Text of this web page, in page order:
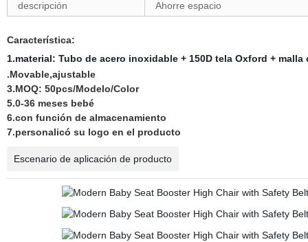
descripción
Ahorre espacio
Característica:
1.material: Tubo de acero inoxidable + 150D tela Oxford + malla
.Movable,ajustable
3.MOQ: 50pcs/Modelo/Color
5.0-36 meses bebé
6.con función de almacenamiento
7.personalicó su logo en el producto
Escenario de aplicación de producto